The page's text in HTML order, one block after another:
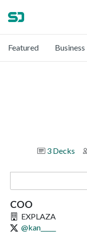
Featured Business
3 Decks
COO
EXPLAZA
@kan_____